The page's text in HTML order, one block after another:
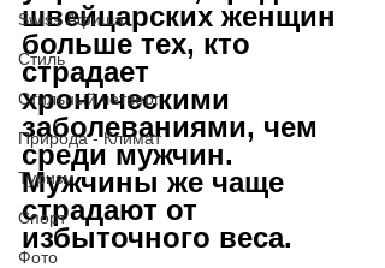
Swiss Афиша
Стиль
Стильный четверг
Природа - Климат
Туризм
Спорт
Фото
швейцарских женщин
больше тех, кто
страдает
хроническими
заболеваниями, чем
среди мужчин.
Мужчины же чаще
страдают от
избыточного веса.